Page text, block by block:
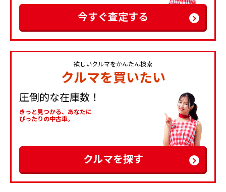
今すぐ査定する
欲しいクルマをかんたん検索
クルマを買いたい
圧倒的な在庫数！
きっと見つかる、あなたに
ぴったりの中古車。
クルマを探す